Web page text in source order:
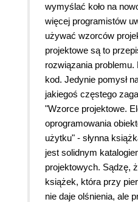
wymyślać koło na
więcej programistów
używać wzorców
projektowe są to
rozwiązania problemu.
kod. Jedynie pomysł
jakiegoś częstego
"Wzorce projektowe.
oprogramowania
użytku" - słynna
jest solidnym
projektowych. Sądzę,
książek, która przy
nie daje olśnienia, ale